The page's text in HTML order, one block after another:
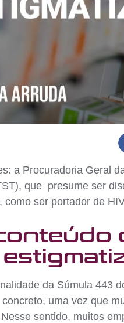
a Procuradoria Geral
que presume ser
ser portador de
da Súmula 443
uma vez que
sentido, muitos